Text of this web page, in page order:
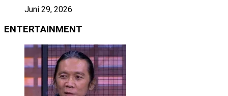
Juni 29, 2026
ENTERTAINMENT